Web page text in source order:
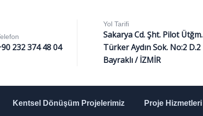
232 374 48 04
Yol Tarifi
Sakarya Cd. Şht. Pilot Ütğm.
Türker Aydın Sok. No:2 D.2
Bayraklı / İZMİR
Kentsel Dönüşüm Projelerimiz Proje Hizmetleri